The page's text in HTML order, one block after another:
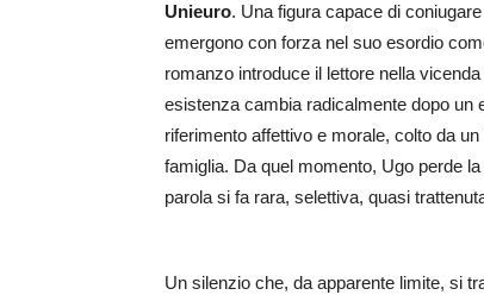
Unieuro. Una figura capace di
emergono con forza nel suo esordio
romanzo introduce il lettore nella
esistenza cambia radicalmente dopo un
riferimento affettivo e morale, colto da
famiglia. Da quel momento, Ugo perde
parola si fa rara, selettiva, quasi
Un silenzio che, da apparente limite, si